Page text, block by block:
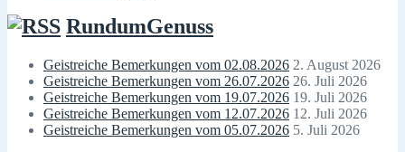
RundumGenuss
Geistreiche Bemerkungen vom 02.08.2026 2. August 2026
Geistreiche Bemerkungen vom 26.07.2026 26. Juli 2026
Geistreiche Bemerkungen vom 19.07.2026 19. Juli 2026
Geistreiche Bemerkungen vom 12.07.2026 12. Juli 2026
Geistreiche Bemerkungen vom 05.07.2026 5. Juli 2026